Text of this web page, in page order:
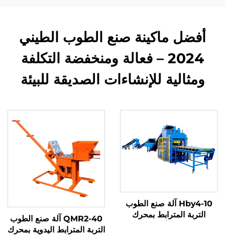
أفضل ماكينة صنع الطوب الطيني
2024 – فعالة ومنخفضة التكلفة
ومثالية للإنشاءات الصديقة للبيئة
Hby4-10 آلة صنع الطوب
التربة المترابط بمحرك
QMR2-40 آلة صنع الطوب
التربة المترابط اليدوية بمحرك